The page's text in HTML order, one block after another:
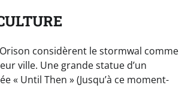
considèrent le stormwal comme
ville. Une grande statue d’un
« Until Then » (Jusqu’à ce moment-